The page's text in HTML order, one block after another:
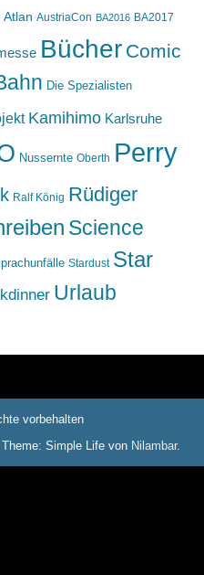
Atlan AustriaCon BA2016 BA2017
Bücher Comic
Die Spezialisten
Kamihimo Karlsruhe
Nussernte Oberth Perry
Ralf König Rüdiger
Science
Stardust Star
Urlaub
vorbehalten
Theme: Simple Life von Nilambar.